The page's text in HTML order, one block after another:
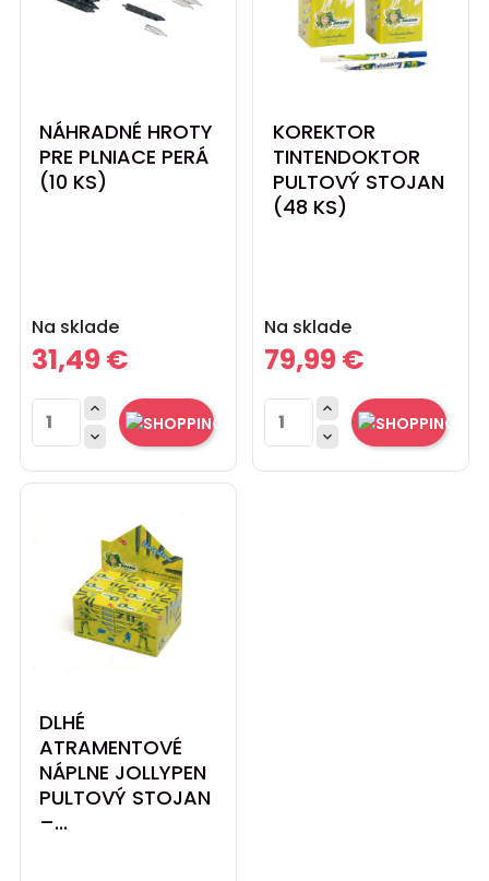
NÁHRADNÉ HROTY
PRE PLNIACE PERÁ
(10 KS)
Na sklade
Cena
31,49 €


KOREKTOR
TINTENDOKTOR
PULTOVÝ STOJAN
(48 KS)
Na sklade
Cena
79,99 €


DLHÉ
ATRAMENTOVÉ
NÁPLNE JOLLYPEN
PULTOVÝ STOJAN
–...